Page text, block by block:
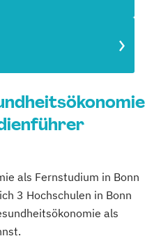
als Fernstudium in Bonn
3 Hochschulen in Bonn
als